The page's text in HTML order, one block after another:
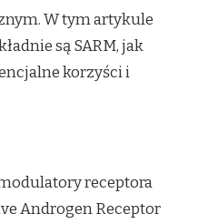
W tym artykule
są SARM, jak
korzyści i
receptora
Androgen Receptor